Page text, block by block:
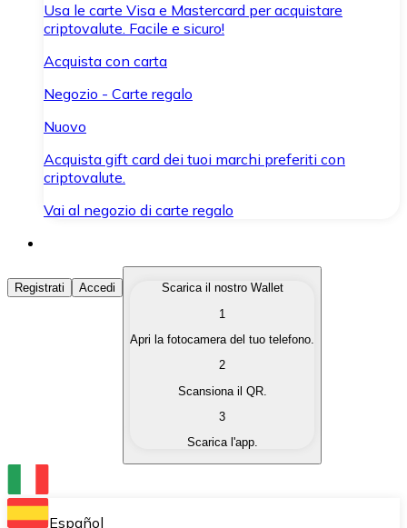
Usa le carte Visa e Mastercard per acquistare
criptovalute. Facile e sicuro!
Acquista con carta
Negozio - Carte regalo
Nuovo
Acquista gift card dei tuoi marchi preferiti con
criptovalute.
Vai al negozio di carte regalo
Acquista Criptovalute
Acquista le criptovalute che ti interessano in modo
Converti le tue criptovalute in valuta fiat quando ne
Scambia una criptovaluta con un'altra
Conserva le tue cripto in un Wallet self-custodial.
Registrati Accedi
Scarica il nostro Wallet
1
Apri la fotocamera del tuo telefono.
2
Scansiona il QR.
3
Scarica l'app.
Español